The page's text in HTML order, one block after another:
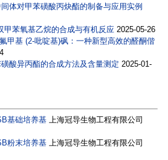
体对甲苯磺酸丙炔酯的制备与应用实例
甲苯氧基乙烷的合成与有机反应 2025-05-26
甲基 (2-吡啶基)砜：一种新型高效的醛酮偕
酸异丙酯的合成方法及含量测定 2025-01-
基础培养基
上海冠导生物工程有限公司
粉末培养基
上海冠导生物工程有限公司